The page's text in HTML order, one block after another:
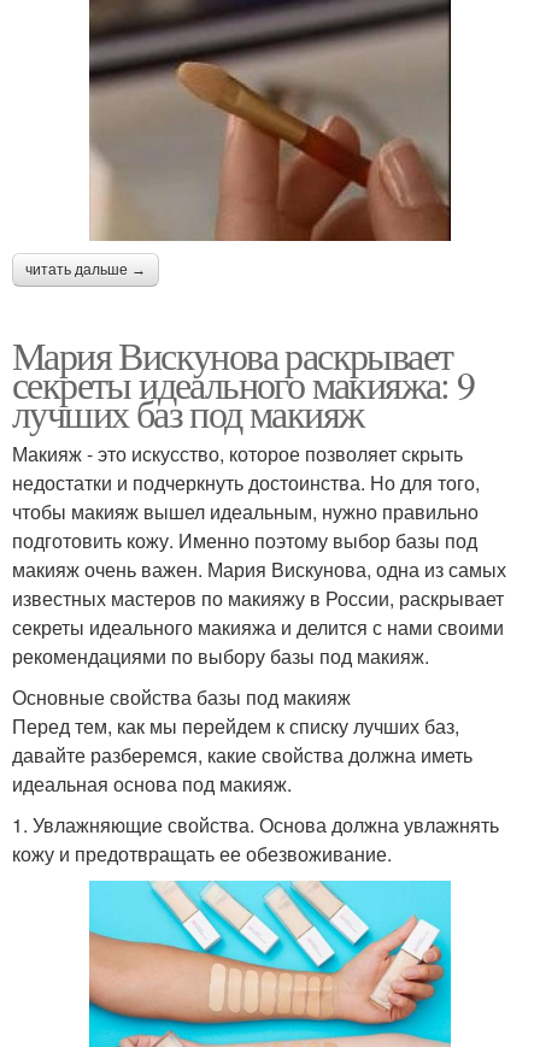
читать дальше →
Мария Вискунова раскрывает
секреты идеального макияжа: 9
лучших баз под макияж
Макияж - это искусство, которое позволяет скрыть
недостатки и подчеркнуть достоинства. Но для того,
чтобы макияж вышел идеальным, нужно правильно
подготовить кожу. Именно поэтому выбор базы под
макияж очень важен. Мария Вискунова, одна из самых
известных мастеров по макияжу в России, раскрывает
секреты идеального макияжа и делится с нами своими
рекомендациями по выбору базы под макияж.
Основные свойства базы под макияж
Перед тем, как мы перейдем к списку лучших баз,
давайте разберемся, какие свойства должна иметь
идеальная основа под макияж.
1. Увлажняющие свойства. Основа должна увлажнять
кожу и предотвращать ее обезвоживание.